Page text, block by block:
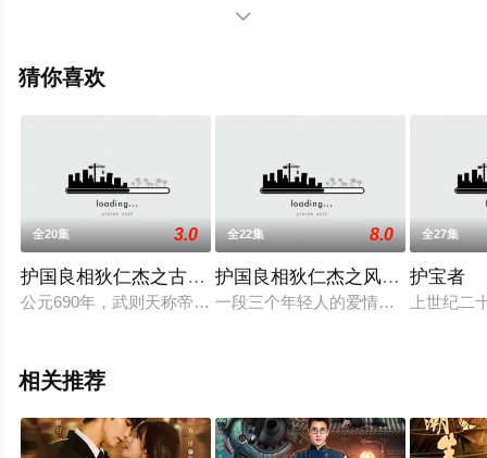
视剧，大结局剧情已揭晓（全12集），手机免费观看高清
前免费观看，更多剧情信息可移步至豆瓣电视剧、电视猫

猜你喜欢
全20集 3.0
护国良相狄仁杰之古墓惊雷
公元690年，武则天称帝，改国号为周。一日，皇宫一直没有人
全22集 8.0
护国良相狄仁杰之风摧边关
一段三个年轻人的爱情故事，一件
全27集
护宝者
上世纪
相关推荐